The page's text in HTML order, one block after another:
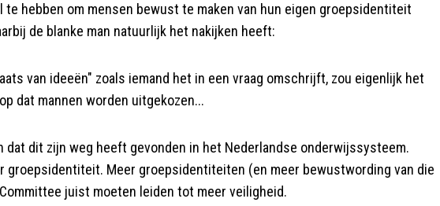
hebben om mensen bewust te maken van hun eigen groepsidentiteit
de blanke man natuurlijk het nakijken heeft:
van ideeën" zoals iemand het in een vraag omschrijft, zou eigenlijk het
dat mannen worden uitgekozen...
dit zijn weg heeft gevonden in het Nederlandse onderwijssysteem.
groepsidentiteit. Meer groepsidentiteiten (en meer bewustwording van die
juist moeten leiden tot meer veiligheid.